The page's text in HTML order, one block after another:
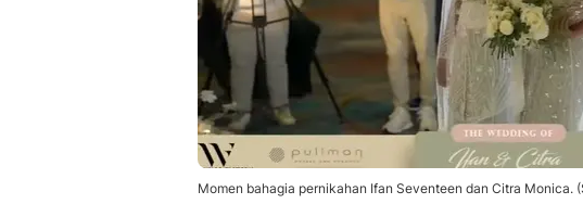
Momen bahagia pernikahan Ifan Seventeen dan Citra Monica.